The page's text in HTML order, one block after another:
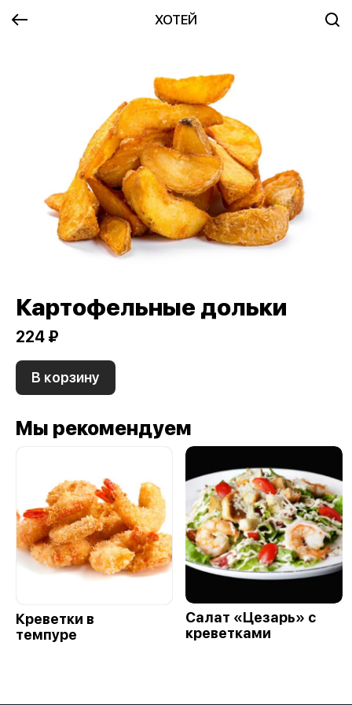
ХОТЕЙ
Картофельные дольки
224 ₽
В корзину
Мы рекомендуем
Креветки в
темпуре
Салат «Цезарь» с
креветками